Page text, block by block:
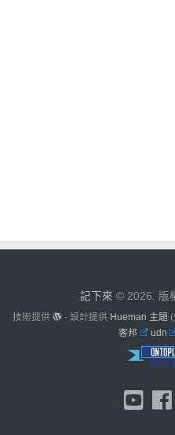
記下來 © 2026. 版
技術提供 - 設計提供 Hueman 主題 (
客邦
udn